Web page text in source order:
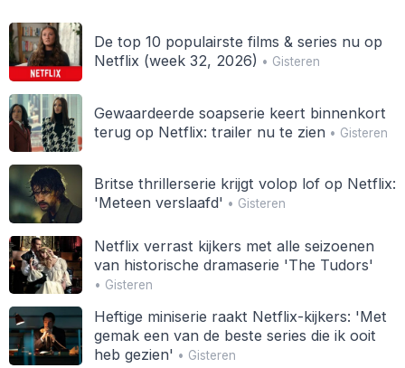
De top 10 populairste films & series nu op
Netflix (week 32, 2026) • Gisteren
Gewaardeerde soapserie keert binnenkort
terug op Netflix: trailer nu te zien• Gisteren
Britse thrillerserie krijgt volop lof op Netflix:
'Meteen verslaafd' • Gisteren
Netflix verrast kijkers met alle seizoenen
van historische dramaserie 'The Tudors'
• Gisteren
Heftige miniserie raakt Netflix-kijkers: 'Met
gemak een van de beste series die ik ooit
heb gezien' • Gisteren